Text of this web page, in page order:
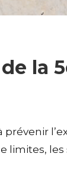
la
limites,